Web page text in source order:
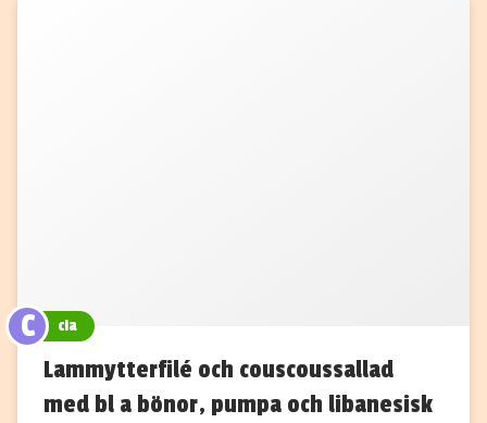
C cia
Lammytterfilé och couscoussallad
med bl a bönor, pumpa och libanesisk